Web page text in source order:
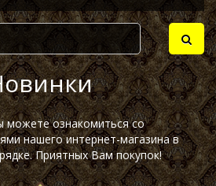
можете ознакомиться со
нашего интернет-магазина в
Приятных Вам покупок!